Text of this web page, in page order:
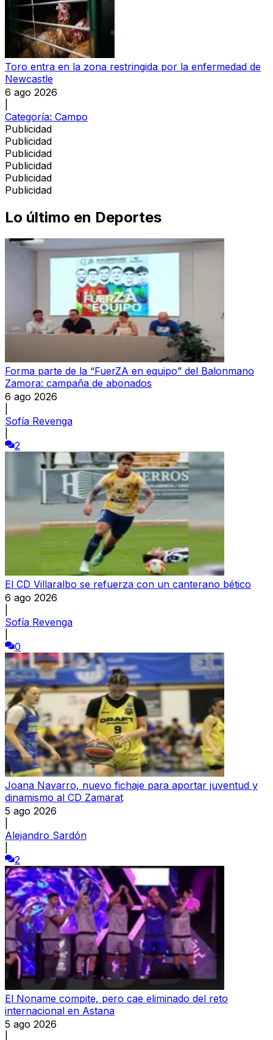
Toro entra en la zona restringida por la enfermedad de
Newcastle
6 ago 2026
Categoría: Campo
Publicidad
Publicidad
Publicidad
Publicidad
Publicidad
Publicidad
Lo último en Deportes
Forma parte de la “FuerZA en equipo” del Balonmano
Zamora: campaña de abonados
6 ago 2026
Sofía Revenga
2
El CD Villaralbo se refuerza con un canterano bético
6 ago 2026
Sofía Revenga
0
Joana Navarro, nuevo fichaje para aportar juventud y
dinamismo al CD Zamarat
5 ago 2026
Alejandro Sardón
2
El Noname compite, pero cae eliminado del reto
internacional en Astana
5 ago 2026